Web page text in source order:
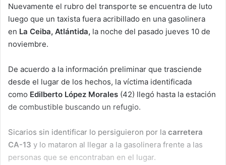
Nuevamente el rubro del transporte se encuentra de luto
luego que un taxista fuera acribillado en una gasolinera
en La Ceiba, Atlántida, la noche del pasado jueves 10 de
noviembre.
De acuerdo a la información preliminar que trasciende
desde el lugar de los hechos, la víctima identificada
como Edilberto López Morales (42) llegó hasta la estación
de combustible buscando un refugio.
Sicarios sin identificar lo persiguieron por la carretera
CA-13 y lo mataron al llegar a la gasolinera frente a las
personas que se encontraban en el lugar.